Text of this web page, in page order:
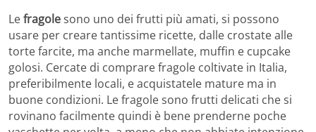
Lefragolesono uno dei frutti più amati, si possono
usare per creare tantissime ricette, dalle crostate alle
torte farcite, ma anche marmellate, muffin e cupcake
golosi. Cercate di comprare fragole coltivate in Italia,
preferibilmente locali, e acquistatele mature ma in
buone condizioni. Le fragole sono frutti delicati che si
rovinano facilmente quindi è bene prenderne poche